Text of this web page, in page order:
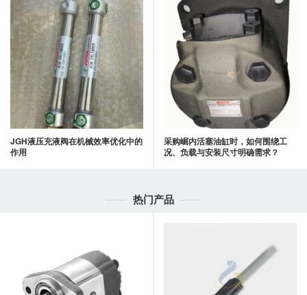
JGH液压充液阀在机械效率优化中的
作用
采购崛内活塞油缸时，如何围绕工
况、负载与安装尺寸明确需求？
热门产品